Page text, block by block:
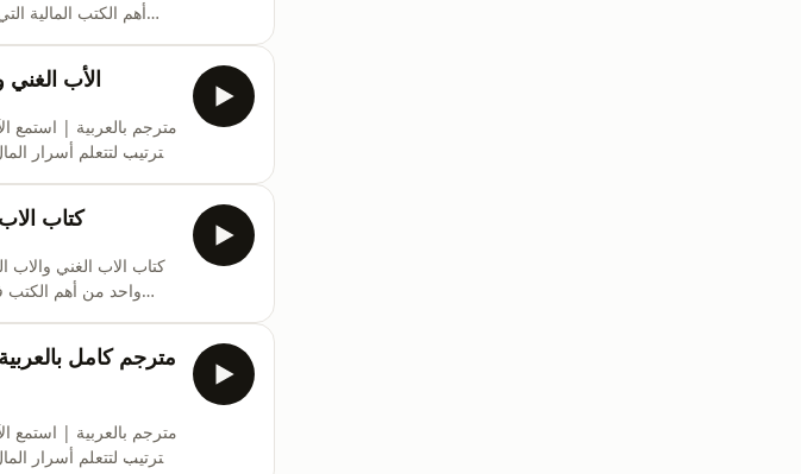
أهم الكتب المالية
الأب
بالترتيب لتتعلم أسرار
كتاب
كتاب الاب الغني
بالترتيب لتتعلم أسرار